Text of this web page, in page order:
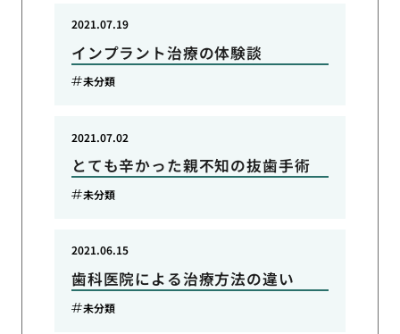
インプラント治療の体験談
2021.07.19
未分類
とても辛かった親不知の抜歯手術
2021.07.02
未分類
歯科医院による治療方法の違い
2021.06.15
未分類